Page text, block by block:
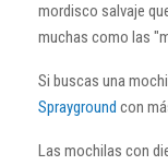
mordisco salvaje
muchas como las
Si buscas una
Sprayground con
Las mochilas con